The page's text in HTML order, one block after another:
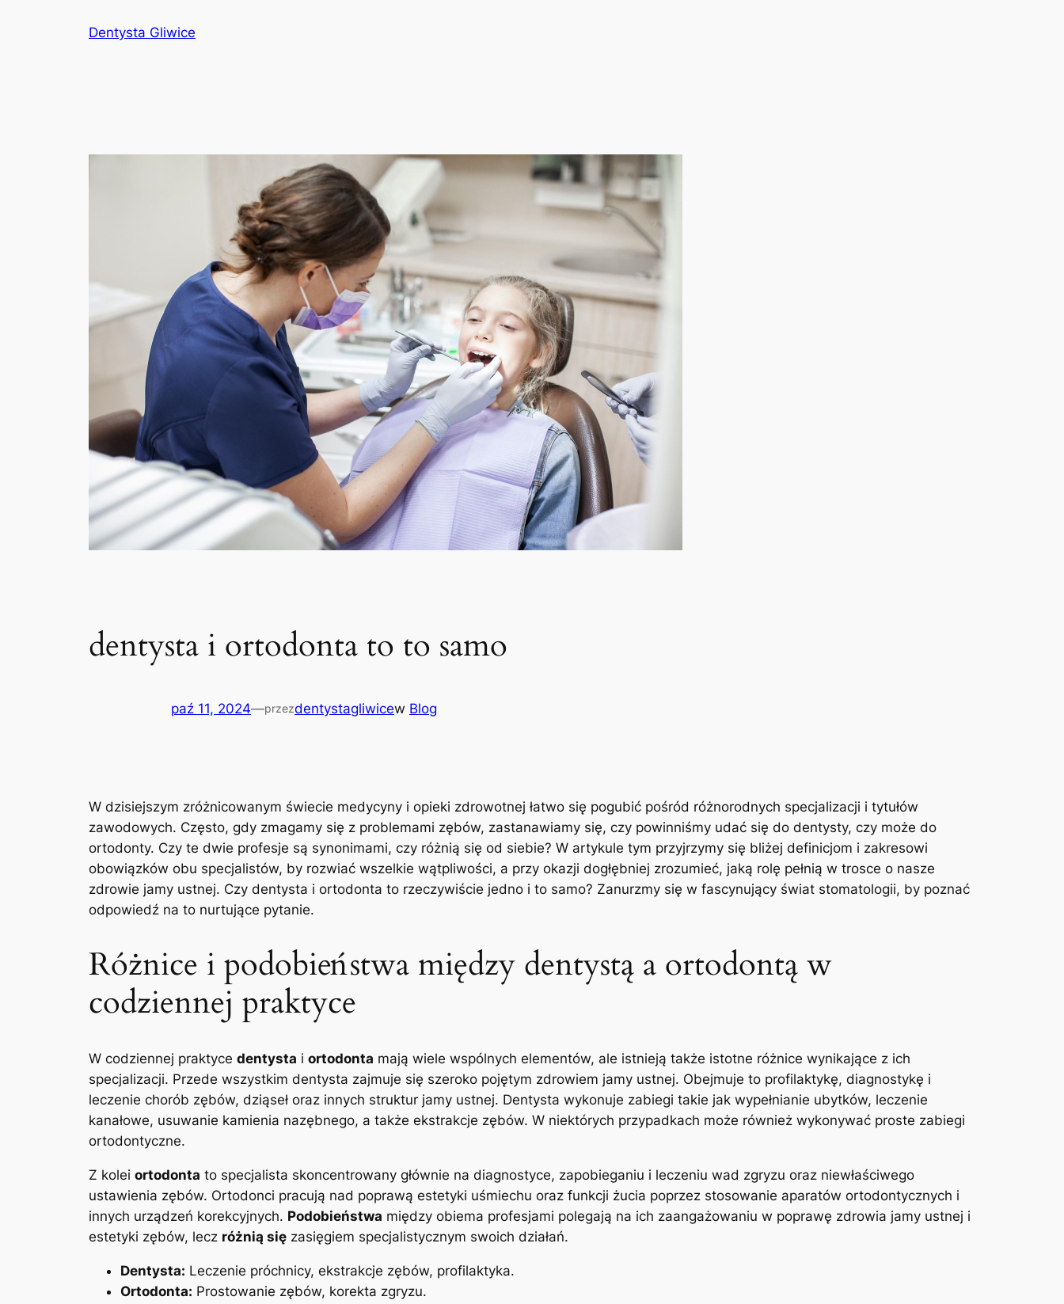
Dentysta Gliwice
dentysta i ortodonta to to samo
paź 11, 2024—przezdentystagliwicew Blog
W dzisiejszym zróżnicowanym świecie medycyny i opieki zdrowotnej łatwo się pogubić pośród różnorodnych specjalizacji i tytułów
zawodowych. Często, gdy zmagamy się z problemami zębów, zastanawiamy się, czy powinniśmy udać się do dentysty, czy może do
ortodonty. Czy te dwie profesje są synonimami, czy różnią się od siebie? W artykule tym przyjrzymy się bliżej definicjom i zakresowi
obowiązków obu specjalistów, by rozwiać wszelkie wątpliwości, a przy okazji dogłębniej zrozumieć, jaką rolę pełnią w trosce o nasze
zdrowie jamy ustnej. Czy dentysta i ortodonta to rzeczywiście jedno i to samo? Zanurzmy się w fascynujący świat stomatologii, by poznać
odpowiedź na to nurtujące pytanie.
Różnice i podobieństwa między dentystą a ortodontą w
codziennej praktyce
W codziennej praktyce dentysta i ortodonta mają wiele wspólnych elementów, ale istnieją także istotne różnice wynikające z ich
specjalizacji. Przede wszystkim dentysta zajmuje się szeroko pojętym zdrowiem jamy ustnej. Obejmuje to profilaktykę, diagnostykę i
leczenie chorób zębów, dziąseł oraz innych struktur jamy ustnej. Dentysta wykonuje zabiegi takie jak wypełnianie ubytków, leczenie
kanałowe, usuwanie kamienia nazębnego, a także ekstrakcje zębów. W niektórych przypadkach może również wykonywać proste zabiegi
ortodontyczne.
Z kolei ortodonta to specjalista skoncentrowany głównie na diagnostyce, zapobieganiu i leczeniu wad zgryzu oraz niewłaściwego
ustawienia zębów. Ortodonci pracują nad poprawą estetyki uśmiechu oraz funkcji żucia poprzez stosowanie aparatów ortodontycznych i
innych urządzeń korekcyjnych. Podobieństwa między obiema profesjami polegają na ich zaangażowaniu w poprawę zdrowia jamy ustnej i
estetyki zębów, lecz różnią się zasięgiem specjalistycznym swoich działań.
Dentysta: Leczenie próchnicy, ekstrakcje zębów, profilaktyka.
Ortodonta: Prostowanie zębów, korekta zgryzu.